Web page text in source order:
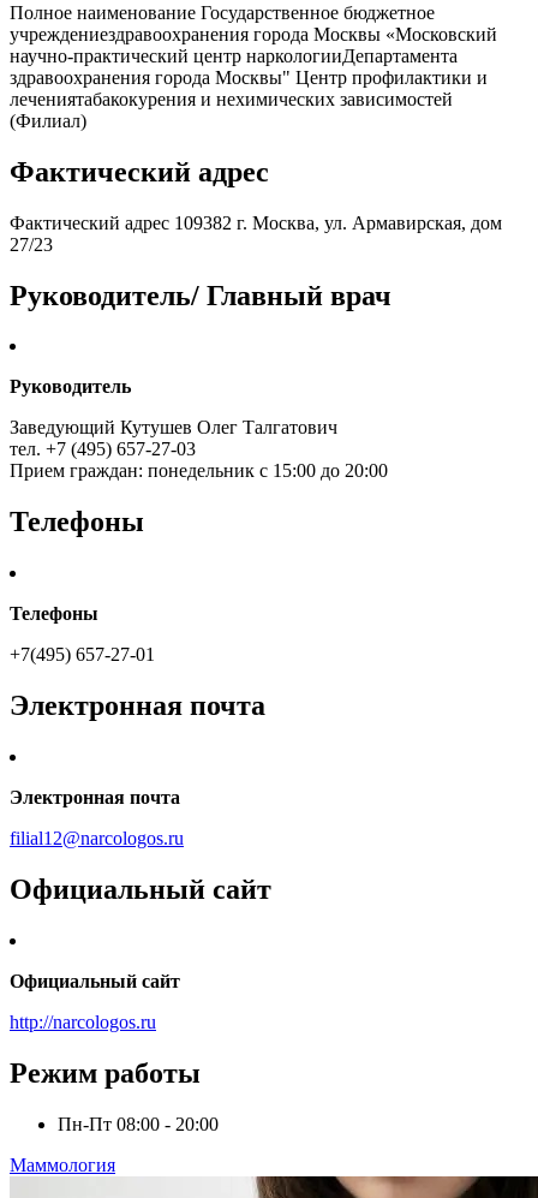
Полное наименование Государственное бюджетное
учреждениездравоохранения города Москвы «Московский
научно-практический центр наркологииДепартамента
здравоохранения города Москвы" Центр профилактики и
лечениятабакокурения и нехимических зависимостей
(Филиал)
Фактический адрес
Фактический адрес 109382 г. Москва, ул. Армавирская, дом
27/23
Руководитель/ Главный врач
Руководитель
Заведующий Кутушев Олег Талгатович
тел. +7 (495) 657-27-03
Прием граждан: понедельник с 15:00 до 20:00
Телефоны
Телефоны
+7(495) 657-27-01
Электронная почта
Электронная почта
filial12@narcologos.ru
Официальный сайт
Официальный сайт
http://narcologos.ru
Режим работы
Пн-Пт 08:00 - 20:00
Маммология